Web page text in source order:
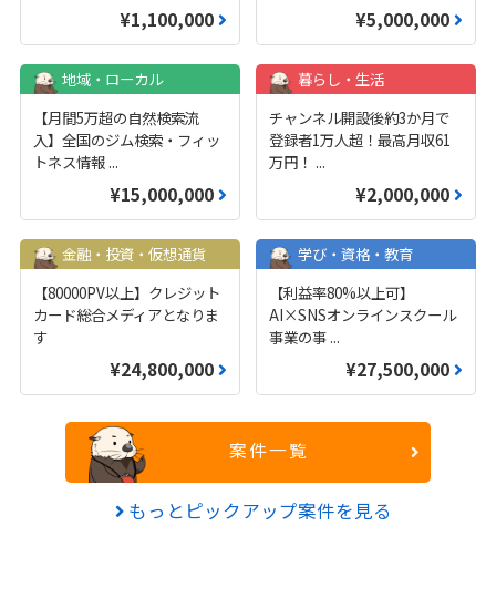
¥1,100,000 ¥5,000,000
地域・ローカル
【月間5万超の自然検索流
入】全国のジム検索・フィッ
トネス情報 ...
¥15,000,000
暮らし・生活
チャンネル開設後約3か月で
登録者1万人超！最高月収61
万円！ ...
¥2,000,000
金融・投資・仮想通貨
【80000PV以上】クレジット
カード総合メディアとなりま
す
¥24,800,000
学び・資格・教育
【利益率80%以上可】
AI×SNSオンラインスクール
事業の事 ...
¥27,500,000
案件一覧
もっとピックアップ案件を見る